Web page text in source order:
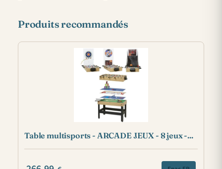
Produits recommandés
Table multisports - ARCADE JEUX - 8 jeux -...